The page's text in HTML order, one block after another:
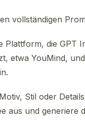
vollständigen
Plattform, die GPT
etwa YouMind,
Stil oder
aus und generiere